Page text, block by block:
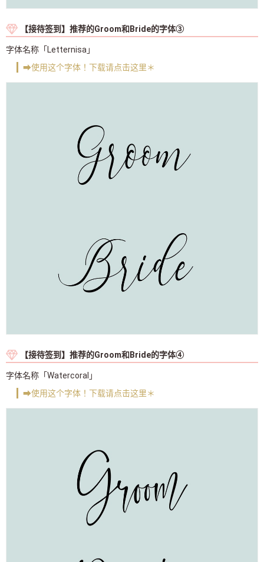
【接待签到】推荐的Groom和Bride的字体③
字体名称「Letternisa」
➡使用这个字体！下载请点击这里＊
【接待签到】推荐的Groom和Bride的字体④
字体名称「Watercoral」
➡使用这个字体！下载请点击这里＊